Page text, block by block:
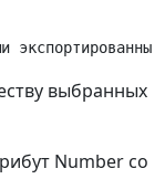
выбранных
Number со